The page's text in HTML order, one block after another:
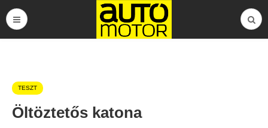
TESZT
Öltöztetős katona